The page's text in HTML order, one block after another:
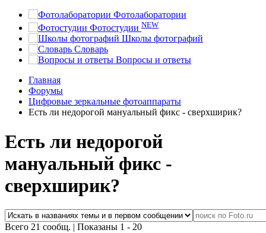
Фотолаборатории
Фотостудии NEW
Школы фотографий
Словарь
Вопросы и ответы
Главная
Форумы
Цифровые зеркальные фотоаппараты
Есть ли недорогой мануальный фикс - сверхширик?
Есть ли недорогой
мануальный фикс -
сверхширик?
Всего 21 сообщ. | Показаны 1 - 20